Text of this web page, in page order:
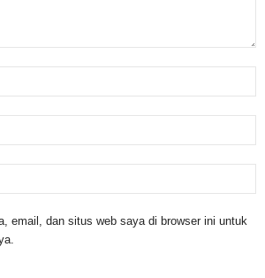
email, dan situs web saya di browser ini untuk